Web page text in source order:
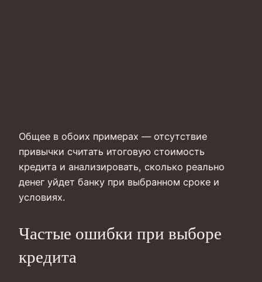
Общее в обоих примерах — отсутствие
привычки считать итоговую стоимость
кредита и анализировать, сколько реально
денег уйдет банку при выбранном сроке и
условиях.
Частые ошибки при выборе
кредита